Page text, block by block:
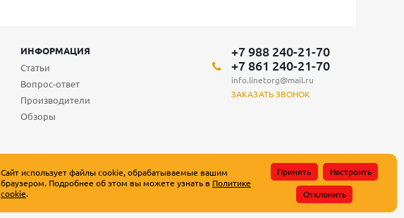
ИНФОРМАЦИЯ
Статьи
Вопрос-ответ
Производители
Обзоры
+7 988 240-21-70
+7 861 240-21-70
info.linetorg@mail.ru
ЗАКАЗАТЬ ЗВОНОК
положениями Статьи 437 Гражданского кодекса Российской Федерации.
Сайт использует файлы cookie, обрабатываемые вашим
браузером. Подробнее об этом вы можете узнать в Политике
cookie.
Принять
Настроить
Отклонить